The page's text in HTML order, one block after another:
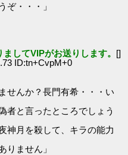
ぞ・・・」
してVIPがお送りします。 []
ID:tn+CvpM+0
せんか？長門有希・・・い
言ったところでしょう
を殺して、キラの能力
ません」